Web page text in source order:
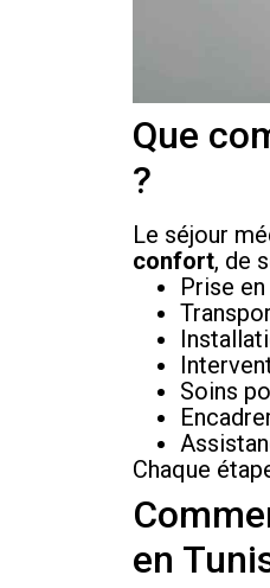
Que
?
Le séjour
confort, de
Prise
Soins
Chaque
en